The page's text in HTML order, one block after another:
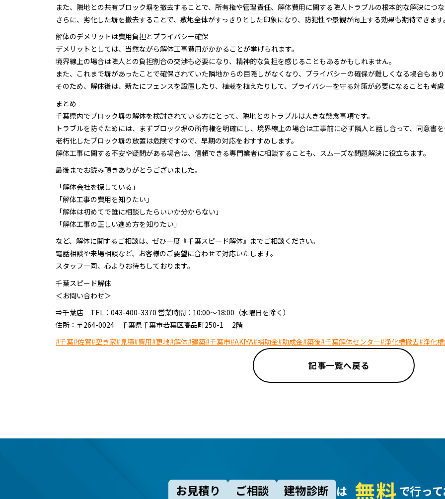
また、隣地との共有ブロック塀を撤去することで、所有権や管理責任、解体費用に関する隣人トラブルの根本的な解決につな
さらに、劣化した塀を撤去することで、敷地全体がすっきりとした印象になり、防犯性や景観が向上する効果も期待できます。
解体のデメリットは費用負担とプライバシー確保
デメリットとしては、当然ながら解体工事費用がかかることが挙げられます。
境界線上の場合は隣人との負担割合の交渉も必要になり、精神的な負担を感じることもあるかもしれません。
また、これまで塀があったことで確保されていた隣地からの目隠しがなくなり、プライバシーの確保が難しくなる場合もあり
そのため、解体後は、新たにフェンスを設置したり、植栽を植えたりして、プライバシーを守る対策が必要になることも考慮
まとめ
千葉県内でブロック塀の解体を検討されている方にとって、隣地とのトラブルは大きな懸念事項です。
トラブルを防ぐためには、まずブロック塀の所有権を明確にし、境界線上の場合は工事前に必ず隣人と話し合って、同意書を
老朽化したブロック塀の放置は危険ですので、早期の対応をおすすめします。
解体工事に関する不安や疑問がある場合は、信頼できる専門業者に相談することも、スムーズな問題解決に役立ちます。
最後までお読み頂きありがとうございました。
「解体会社を探している」
「解体工事の費用を知りたい」
「解体は初めてで誰に相談したらいいか分からない」
「解体工事の正しい進め方を知りたい」
など、解体に関するご相談は、ぜひ一度『千葉スピード解体』までご相談ください。
電話相談や来場相談など、お客様のご要望に合わせて対応いたします。
スタッフ一同、心よりお待ちしております。
千葉スピード解体
＜お問い合わせ＞
⇒千葉店 TEL：043-400-3370 営業時間：10:00～18:00（水曜日を除く）
住所：〒264-0024 千葉県千葉市若葉区高品町250-1 2階
#千葉#佐賀#空き家#見積#費用#更地#解体#建築#千葉市#AKIYA#補助金#助成金#築後#千葉解体センター#浄化槽撤去#浄化
記事一覧へ戻る
お見積り ご相談 建物診断 は 無料で行っ